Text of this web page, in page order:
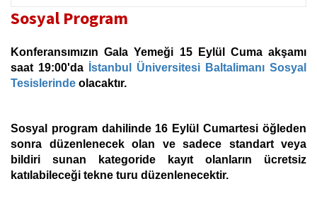
Sosyal Program
Konferansımızın Gala Yemeği 15 Eylül Cuma akşamı
saat 19:00'da
İstanbul Üniversitesi Baltalimanı Sosyal
Tesislerinde olacaktır.
Sosyal program dahilinde 16 Eylül Cumartesi öğleden
sonra düzenlenecek olan ve sadece standart veya
bildiri sunan kategoride kayıt olanların ücretsiz
katılabileceği tekne turu düzenlenecektir.